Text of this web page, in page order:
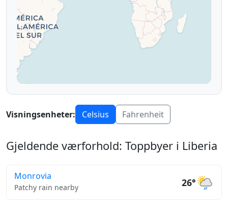
Visningsenheter: Celsius Fahrenheit
Gjeldende værforhold: Toppbyer i Liberia
Monrovia
Patchy rain nearby 26°